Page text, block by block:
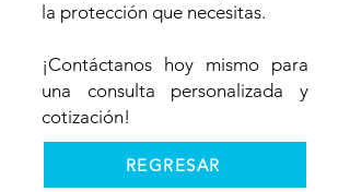
la protección que necesitas.
¡Contáctanos hoy mismo para
una consulta personalizada y
cotización!
REGRESAR